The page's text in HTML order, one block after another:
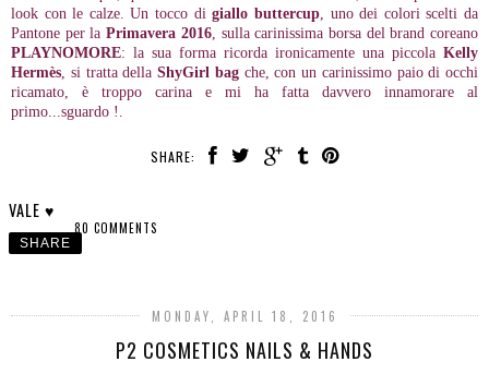
look con le calze. Un tocco digiallo buttercup, uno dei colori scelti da
Pantone per laPrimavera 2016, sulla carinissima borsa del brand coreano
PLAYNOMORE: la sua forma ricorda ironicamente una piccola Kelly
Hermès, si tratta della ShyGirl bagche, con un carinissimo paio di occhi
ricamato, è troppo carina e mi ha fatta davvero innamorare al
primo...sguardo !.
SHARE:
VALE ♥
80 COMMENTS
SHARE
MONDAY, APRIL 18, 2016
P2 COSMETICS NAILS & HANDS